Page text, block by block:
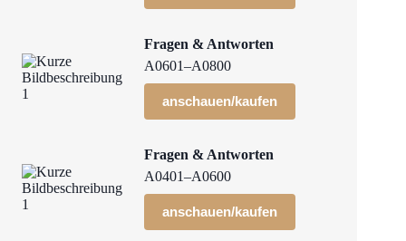
Fragen & Antworten
A0601–A0800
anschauen/kaufen
Fragen & Antworten
A0401–A0600
anschauen/kaufen